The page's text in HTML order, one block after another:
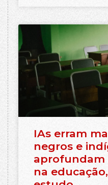
IAs erram
negros e
aprofundam
na